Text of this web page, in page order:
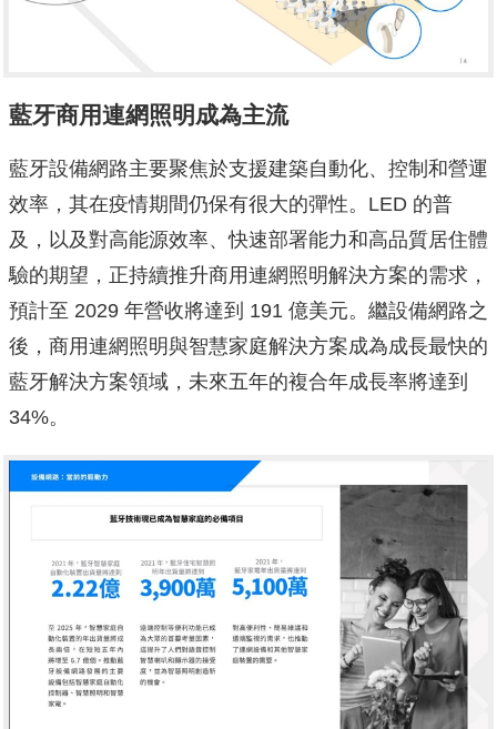
藍牙商用連網照明成為主流
藍牙設備網路主要聚焦於支援建築自動化、控制和營運
效率，其在疫情期間仍保有很大的彈性。LED 的普
及，以及對高能源效率、快速部署能力和高品質居住體
驗的期望，正持續推升商用連網照明解決方案的需求，
預計至 2029 年營收將達到 191 億美元。繼設備網路之
後，商用連網照明與智慧家庭解決方案成為成長最快的
藍牙解決方案領域，未來五年的複合年成長率將達到
34%。